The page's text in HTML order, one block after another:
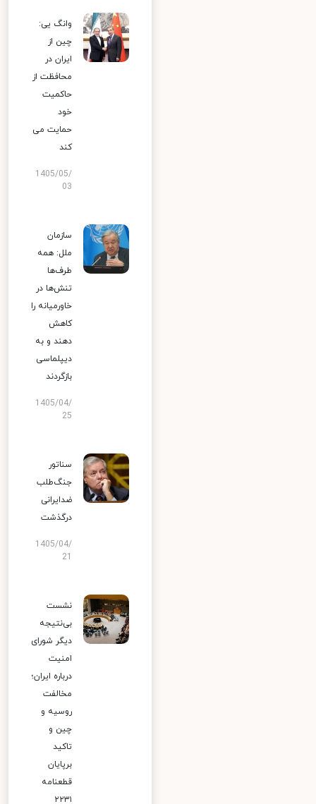
وانگ یی:
چین از
ایران در
محافظت از
حاکمیت
خود
حمایت می
کند
1405/05/
03
سازمان
ملل: همه
طرف‌ها
تنش‌ها در
خاورمیانه را
کاهش
دهند و به
دیپلماسی
بازگردند
1405/04/
25
سناتور
جنگ‌طلب
ضدایرانی
درگذشت
1405/04/
نشست
بی‌نتیجه
دیگر شورای
امنیت
درباره ایران؛
مخالفت
روسیه و
چین و
تاکید
برپایان
قطعنامه
۲۲۳۱